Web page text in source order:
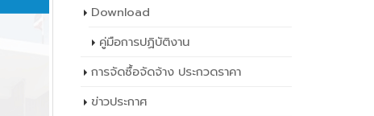
Download
คู่มือการปฏิบัติงาน
การจัดซื้อจัดจ้าง ประกวดราคา
ข่าวประกาศ